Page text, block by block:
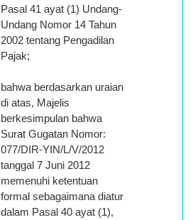
Pasal 41 ayat (1) Undang-
Undang Nomor 14 Tahun
2002 tentang Pengadilan
Pajak;
bahwa berdasarkan uraian
di atas, Majelis
berkesimpulan bahwa
Surat Gugatan Nomor:
077/DIR-YIN/L/V/2012
tanggal 7 Juni 2012
memenuhi ketentuan
formal sebagaimana diatur
dalam Pasal 40 ayat (1),